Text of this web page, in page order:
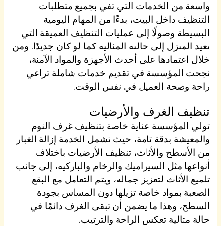
واسعة من الخدمات التي تفي بجميع متطلبات
التنظيف داخل البيت، بدءًا من المهام اليومية
البسيطة وصولًا إلى عمليات التنظيف العميقة التي
تعيد المنزل إلى حالته المثالية كما لو كان جديدًا. ومن
خلال اعتمادها على أحدث الأجهزة والمواد الآمنة،
نجحت المؤسسة في تقديم خدمات شاملة تراعي
راحة وصحة العميل في نفس الوقت.
تنظيف الغرف والأرضيات
تولي المؤسسة عناية خاصة بتنظيف غرف النوم
والمعيشة بدقة تامة، حيث تشمل الخدمة إزالة الغبار
من الأسطح والأثاث، تنظيف الأرضيات باختلاف
أنواعها مثل السيراميك والرخام والباركيه، إلى جانب
تلميع الأثاث لتعزيز جماله، ويتم التعامل مع البقع
الصعبة بمواد خاصة تزيلها دون المساس بجودة
السطح، وهذا ما يضمن أن تبقى الغرف دائمًا في
حالة مثالية تعكس الراحة والترتيب.